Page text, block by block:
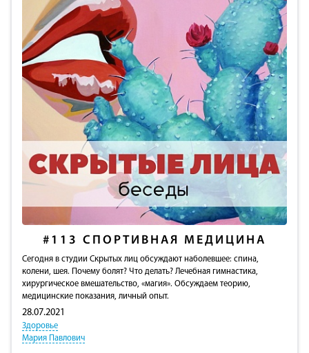
#113 СПОРТИВНАЯ МЕДИЦИНА
Сегодня в студии Скрытых лиц обсуждают наболевшее: cпина,
колени, шея. Почему болят? Что делать? Лечебная гимнастика,
хирургическое вмешательство, «магия». Обсуждаем теорию,
медицинские показания, личный опыт.
28.07.2021
Здоровье
Мария Павлович